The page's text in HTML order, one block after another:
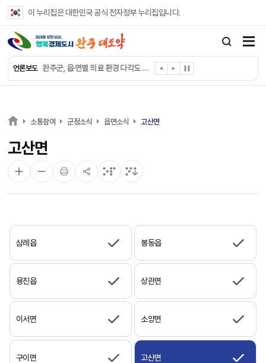
이 누리집은 대한민국 공식 전자정부 누리집입니다.
언론보도
완주군, ‘수의계약 총량제’ 개편 운영
완주군 청소년, 초록우산 지원으로 치과 치료
완주군, 읍·면별 의료 환경 다각도 진단한다
완주군, 모바일 헬스케어 “내 건강 변화 직접 확인”
전북은행, 완주군에 ‘시원키트’ 60세트 기탁
소통참여 군정소식 읍면소식 고산면
고산면
삼례읍 봉동읍
용진읍 상관면
이서면 소양면
구이면 고산면